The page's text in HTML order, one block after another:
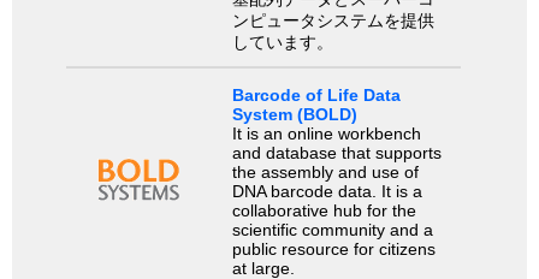
ンピュータシステムを提供
しています。
Barcode of Life Data
System (BOLD)
It is an online workbench
and database that supports
the assembly and use of
DNA barcode data. It is a
collaborative hub for the
scientific community and a
public resource for citizens
at large.